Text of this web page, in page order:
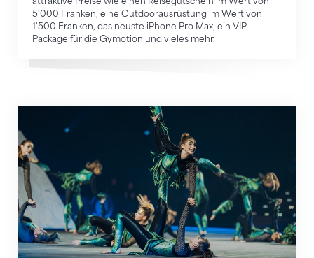
5'000 Franken, eine Outdoorausrüstung im Wert von
1'500 Franken, das neuste iPhone Pro Max, ein VIP-
Package für die Gymotion und vieles mehr.
Gymotion – die ganze Show